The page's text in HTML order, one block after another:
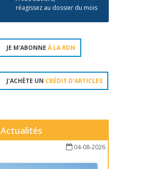
réagissez au dossier du mois
JE M'ABONNE À LA RDN
J'ACHÈTE UN CRÉDIT D'ARTICLES
Actualités
04-08-2026